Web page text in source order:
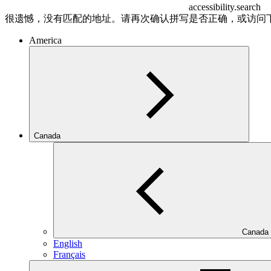
accessibility.search
很遗憾，没有匹配的地址。请再次确认拼写是否正确，或访问
America
Canada
Canada
English
Français